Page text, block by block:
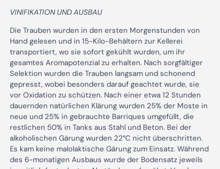
VINIFIKATION UND AUSBAU
Die Trauben wurden in den ersten Morgenstunden von
Hand gelesen und in 15-Kilo-Behältern zur Kellerei
transportiert, wo sie sofort gekühlt wurden, um ihr
gesamtes Aromapotenzial zu erhalten. Nach sorgfältiger
Selektion wurden die Trauben langsam und schonend
gepresst, wobei besonders darauf geachtet wurde, sie
vor Oxidation zu schützen. Nach einer etwa 12 Stunden
dauernden natürlichen Klärung wurden 25% der Moste in
neue und 25% in gebrauchte Barriques umgefüllt, die
restlichen 50% in Tanks aus Stahl und Beton. Bei der
alkoholischen Gärung wurden 22°C nicht überschritten.
Es kam keine malolaktische Gärung zum Einsatz. Während
des 6-monatigen Ausbaus wurde der Bodensatz jeweils